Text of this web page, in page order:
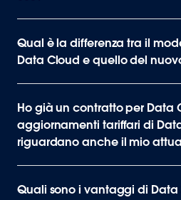
Qual è la differenza tra il
Data Cloud e quello del
Ho già un contratto per Data
aggiornamenti tariffari di
riguardano anche il mio
Quali sono i vantaggi di Data